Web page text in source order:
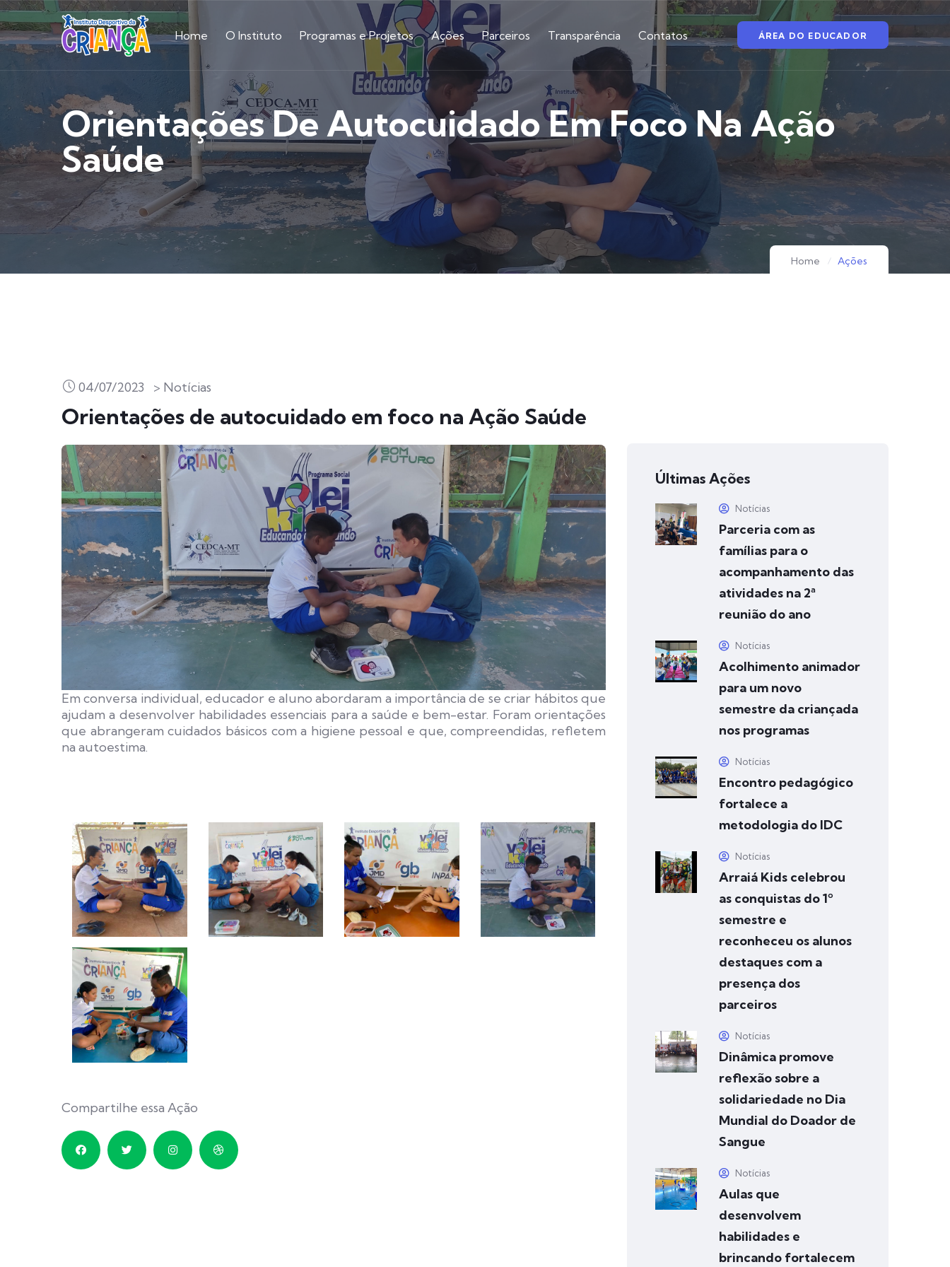
Home O Instituto Programas e Projetos Ações Parceiros Transparência Contatos ÁREA DO EDUCADOR
Orientações De Autocuidado Em Foco Na Ação
Saúde
Home Ações
04/07/2023 > Notícias
Orientações de autocuidado em foco na Ação Saúde
Em conversa individual, educador e aluno abordaram a importância de se criar hábitos que
ajudam a desenvolver habilidades essenciais para a saúde e bem-estar. Foram orientações
que abrangeram cuidados básicos com a higiene pessoal e que, compreendidas, refletem
na autoestima.
Compartilhe essa Ação
Últimas Ações
Notícias
Parceria com as
famílias para o
acompanhamento das
atividades na 2ª
reunião do ano
Notícias
Acolhimento animador
para um novo
semestre da criançada
nos programas
Notícias
Encontro pedagógico
fortalece a
metodologia do IDC
Notícias
Arraiá Kids celebrou
as conquistas do 1º
semestre e
reconheceu os alunos
destaques com a
presença dos
parceiros
Notícias
Dinâmica promove
reflexão sobre a
solidariedade no Dia
Mundial do Doador de
Sangue
Notícias
Aulas que
desenvolvem
habilidades e
brincando fortalecem